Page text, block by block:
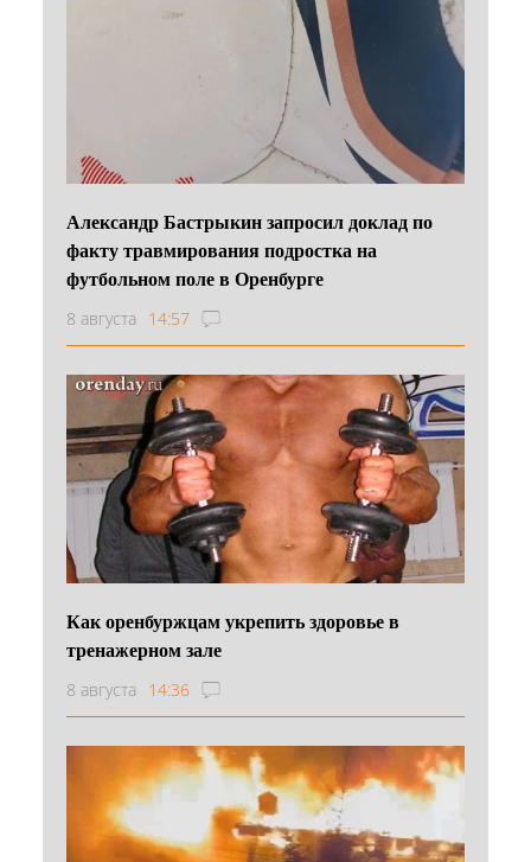
Александр Бастрыкин запросил доклад по
факту травмирования подростка на
футбольном поле в Оренбурге
8 августа 14:57
Как оренбуржцам укрепить здоровье в
тренажерном зале
8 августа 14:36